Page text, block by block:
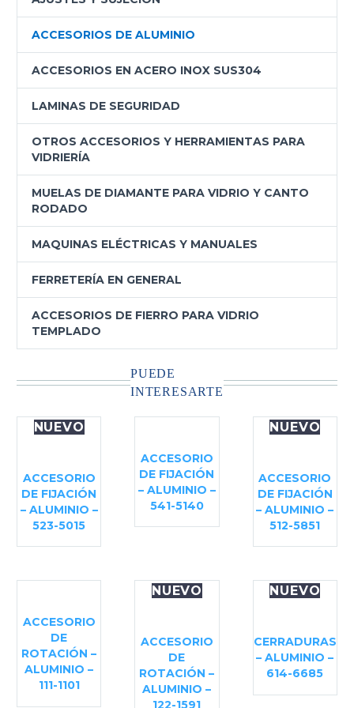
ACCESORIOS DE ALUMINIO
ACCESORIOS EN ACERO INOX SUS304
LAMINAS DE SEGURIDAD
OTROS ACCESORIOS Y HERRAMIENTAS PARA
VIDRIERÍA
MUELAS DE DIAMANTE PARA VIDRIO Y CANTO
RODADO
MAQUINAS ELÉCTRICAS Y MANUALES
FERRETERÍA EN GENERAL
ACCESORIOS DE FIERRO PARA VIDRIO
TEMPLADO
PUEDE
INTERESARTE
NUEVO
ACCESORIO
DE FIJACIÓN
– ALUMINIO –
523-5015
ACCESORIO
DE FIJACIÓN
– ALUMINIO –
541-5140
NUEVO
ACCESORIO
DE FIJACIÓN
– ALUMINIO –
512-5851
ACCESORIO
DE
ROTACIÓN –
ALUMINIO –
111-1101
NUEVO
ACCESORIO
DE
ROTACIÓN –
ALUMINIO –
122-1591
NUEVO
CERRADURAS
– ALUMINIO –
614-6685